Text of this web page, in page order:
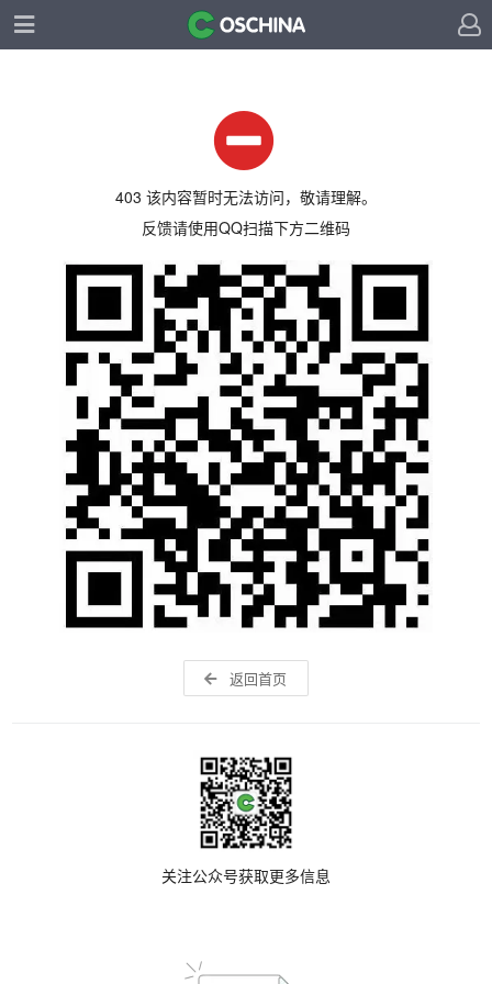
403 该内容暂时无法访问，敬请理解。
反馈请使用QQ扫描下方二维码
返回首页
关注公众号获取更多信息